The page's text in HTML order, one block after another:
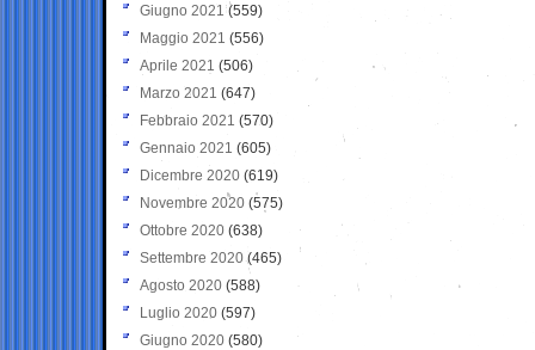
Giugno 2021(559)
Maggio 2021 (556)
Aprile 2021 (506)
Marzo 2021 (647)
Febbraio 2021 (570)
Gennaio 2021 (605)
Dicembre 2020 (619)
Novembre 2020 (575)
Ottobre 2020 (638)
Settembre 2020(465)
Agosto 2020 (588)
Luglio 2020 (597)
Giugno 2020 (580)